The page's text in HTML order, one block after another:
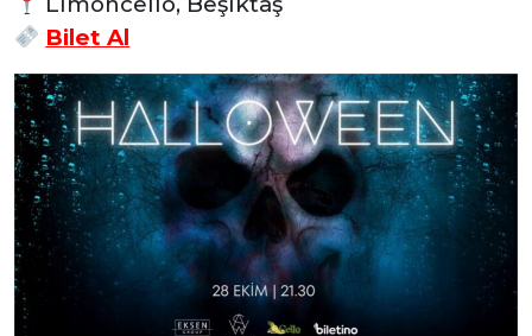
Bilet Al